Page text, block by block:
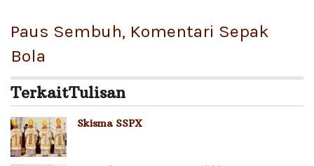
Paus Sembuh, Komentari Sepak
Bola
TerkaitTulisan
Skisma SSPX